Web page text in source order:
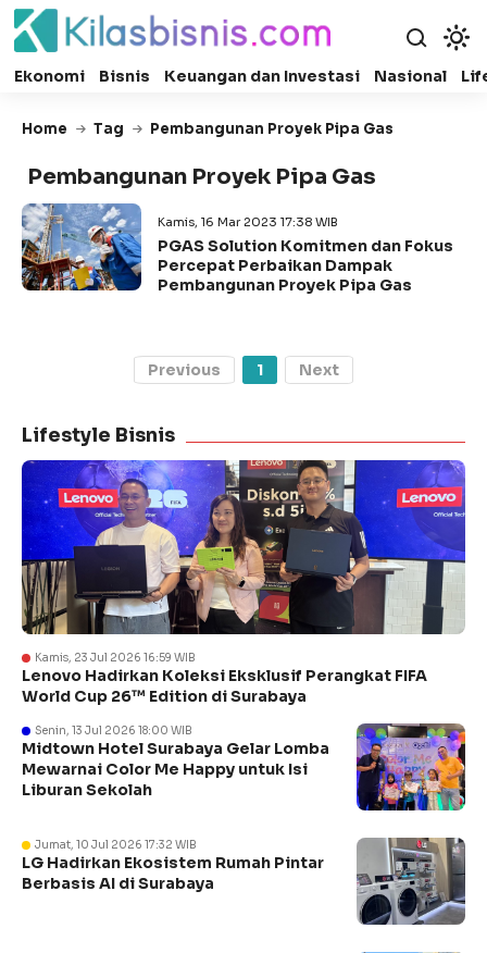
Ekonomi Bisnis Keuangan dan Investasi Nasional
Home Tag Pembangunan Proyek Pipa Gas
Pembangunan Proyek Pipa Gas
Kamis, 16 Mar 2023 17:38 WIB
PGAS Solution Komitmen dan Fokus
Percepat Perbaikan Dampak
Pembangunan Proyek Pipa Gas
Previous 1 Next
Lifestyle Bisnis
Kamis, 23 Jul 2026 16:59 WIB
Lenovo Hadirkan Koleksi Eksklusif Perangkat FIFA
World Cup 26™ Edition di Surabaya
Senin, 13 Jul 2026 18:00 WIB
Midtown Hotel Surabaya Gelar Lomba
Mewarnai Color Me Happy untuk Isi
Liburan Sekolah
Jumat, 10 Jul 2026 17:32 WIB
LG Hadirkan Ekosistem Rumah Pintar
Berbasis AI di Surabaya